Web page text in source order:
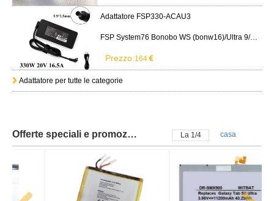
Adattatore FSP330-ACAU3
FSP System76 Bonobo WS (bonw16)/Ultra 9/RTX5090
Prezzo:164
Adattatore per tutte le categorie
Offerte speciali e promozioni La 2/4 casa